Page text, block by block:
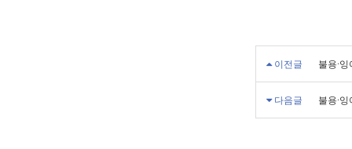
이전글 불용·
다음글 불용·